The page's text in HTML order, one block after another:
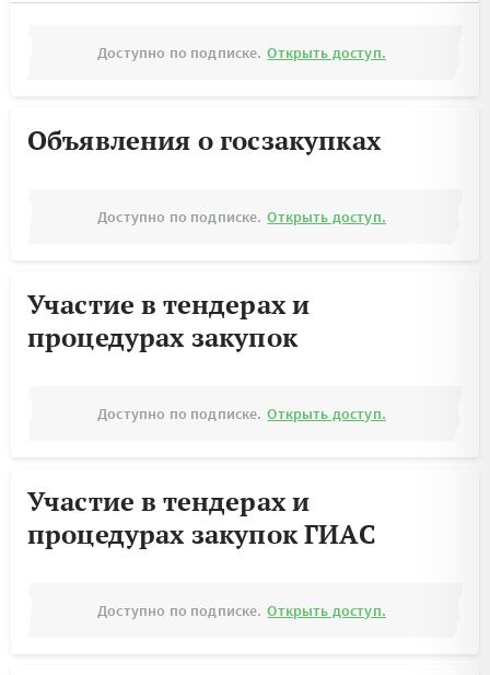
Доступно по подписке. Открыть доступ.
Объявления о госзакупках
Доступно по подписке. Открыть доступ.
Участие в тендерах и
процедурах закупок
Доступно по подписке. Открыть доступ.
Участие в тендерах и
процедурах закупок ГИАС
Доступно по подписке. Открыть доступ.